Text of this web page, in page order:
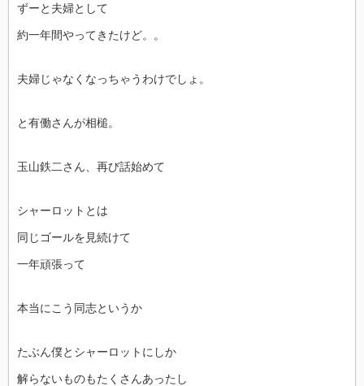
ずーと夫婦として
約一年間やってきたけど。。
夫婦じゃなくなっちゃうわけでしょ。
と有働さんが相槌。
玉山鉄二さん、再び話始めて
シャーロットとは
同じゴールを見続けて
一年頑張って
本当にこう同志というか
たぶん僕とシャーロットにしか
解らないものもたくさんあったし